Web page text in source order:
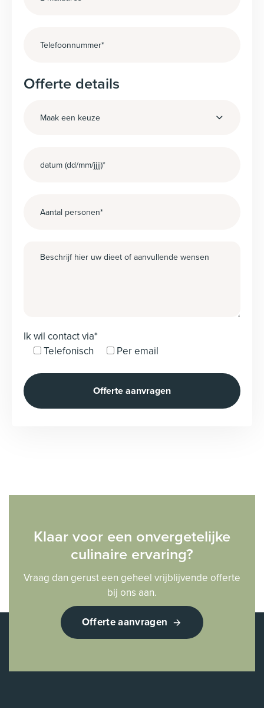
Offerte details
Maak een keuze
Ik wil contact via*
Telefonisch
Per email
Klaar voor een onvergetelijke
culinaire ervaring?
Vraag dan gerust een geheel vrijblijvende offerte
bij ons aan.
Offerte aanvragen